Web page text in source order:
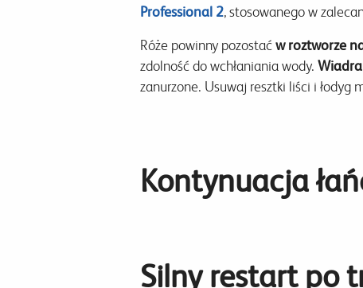
Professional 2, stosowanego w
Róże powinny pozostaćw roztworze
zdolność do wchłaniania wody.
zanurzone. Usuwaj resztki liści i łodyg
Kontynuacja
Silny restart po